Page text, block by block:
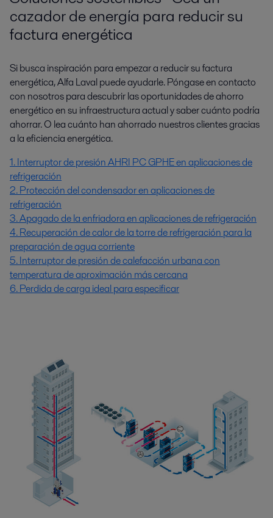
cazador de energía para reducir su
factura energética
Si busca inspiración para empezar a reducir su factura
energética, Alfa Laval puede ayudarle. Póngase en contacto
con nosotros para descubrir las oportunidades de ahorro
energético en su infraestructura actual y saber cuánto podría
ahorrar. O lea cuánto han ahorrado nuestros clientes gracias
a la eficiencia energética.
1. Interruptor de presión AHRI PC GPHE en aplicaciones de
refrigeración
2. Protección del condensador en aplicaciones de
refrigeración
3. Apagado de la enfriadora en aplicaciones de refrigeración
4. Recuperación de calor de la torre de refrigeración para la
preparación de agua corriente
5. Interruptor de presión de calefacción urbana con
temperatura de aproximación más cercana
6. Perdida de carga ideal para especificar